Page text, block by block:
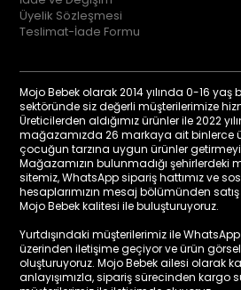
Üyelik Sözleşmesi
Teslimat-İade Formu
Mojo Bebek olarak 2014 yılında 0-16
sektöründe siz değerli müşterilerimize
Üreticilerden aldığımız ürünler ile 2022
mağazamızda 26 markaya ait binlerce
çocuğun tarzına uygun ürünler
Mağazamızın bulunmadığı şehirlerdeki
sitemiz, WhatsApp sipariş hattımız ve
hesaplarımızın mesaj bölümünden
Mojo Bebek kalitesi ile buluşturuyoruz.
Yurtdışındaki müşterilerimiz ile
üzerinden iletişime geçiyor ve ürün
oluşturuyoruz. Mojo Bebek ailesi olarak
anlayışımızla, sipariş sürecinden kargo